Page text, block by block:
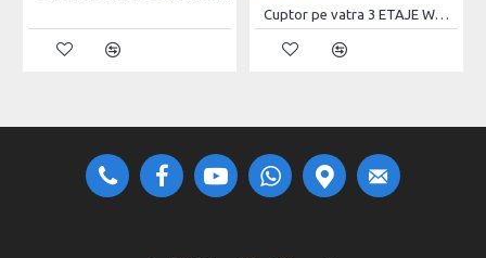
Cuptor pe vatra 3 ETAJE WACHTEL PICCOLO PRO IQ TOUCH 7